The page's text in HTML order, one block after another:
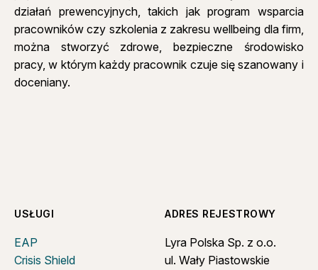
działań prewencyjnych, takich jak program wsparcia
pracowników czy szkolenia z zakresuwellbeing dla firm,
można stworzyć zdrowe, bezpieczne środowisko
pracy, w którym każdy pracownik czuje się szanowany i
doceniany.
USŁUGI
EAP
Crisis Shield
ADRES REJESTROWY
Lyra Polska Sp. z o.o.
ul. Wały Piastowskie